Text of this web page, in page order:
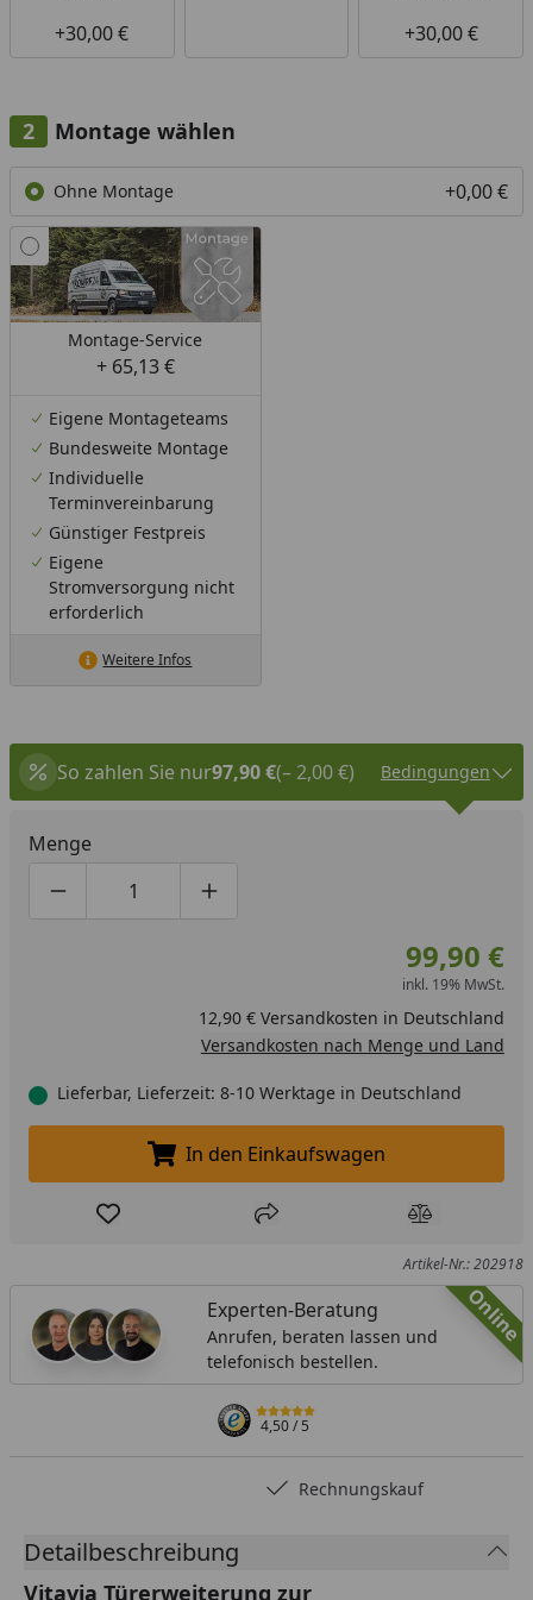
+30,00 € +30,00 €
Montage wählen
Ohne Montage +0,00 €
Montage-Service
+ 65,13 €
Eigene Montageteams
Bundesweite Montage
Individuelle
Terminvereinbarung
Günstiger Festpreis
Eigene
Stromversorgung nicht
erforderlich
Weitere Infos
So zahlen Sie nur97,90 €(– 2,00 €) Bedingungen
Menge
Produktmenge um eins verringern
Produktmenge manuell eingeben
Produktmenge um eins erhöhen
99,90 €
inkl. 19% MwSt.
12,90 € Versandkosten in Deutschland
Versandkosten nach Menge und Land
Lieferbar, Lieferzeit: 8-10 Werktage in Deutschland
In den Einkaufswagen legen
In den Einkaufswagen
Produkt zur Wunschliste hinzufügen
Teilen Produkt
Artikel-Nr.: 202918
Online
Experten-Beratung
Anrufen, beraten lassen und
telefonisch bestellen.
4,50/ 5
Rechnungskauf
Detailbeschreibung
Vitavia Türerweiterung zur